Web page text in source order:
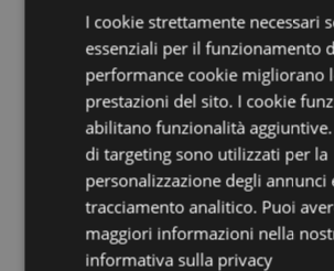
Dettagli del Prodotto
Informazioni
Aggiuntive
Altezza8.5cm Larghezza
5055071656613
240
0.031000
No
No
I cookie strettamente necessari
essenziali per il funzionamento
performance cookie migliorano
prestazioni del sito. I cookie
abilitano funzionalità
di targeting sono utilizzati per la
personalizzazione degli annunci
tracciamento analitico. Puoi
maggiori informazioni nella
informativa sulla privacy